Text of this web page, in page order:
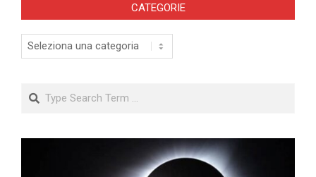
CATEGORIE
Categorie
Search